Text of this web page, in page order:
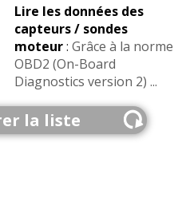
Lire les données des
capteurs / sondes
moteur: Grâce à la norme
OBD2 (On-Board
Diagnostics version 2) ...
la liste